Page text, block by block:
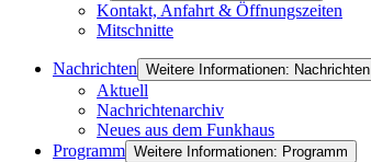
Kontakt, Anfahrt & Öffnungszeiten
Mitschnitte
Nachrichten Weitere Informationen: Nachrichten
Aktuell
Nachrichtenarchiv
Neues aus dem Funkhaus
Programm Weitere Informationen: Programm